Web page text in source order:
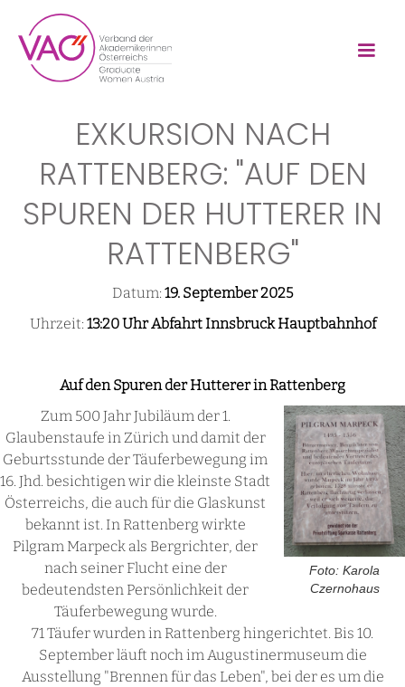
EXKURSION NACH
RATTENBERG: "AUF DEN
SPUREN DER HUTTERER IN
RATTENBERG"
Datum: 19. September 2025
Uhrzeit: 13:20 Uhr Abfahrt Innsbruck Hauptbahnhof
Auf den Spuren der Hutterer in Rattenberg
Foto: Karola
Czernohaus
Zum 500 Jahr Jubiläum der 1.
Glaubenstaufe in Zürich und damit der
Geburtsstunde der Täuferbewegung im
16. Jhd. besichtigen wir die kleinste Stadt
Österreichs, die auch für die Glaskunst
bekannt ist. In Rattenberg wirkte
Pilgram Marpeck als Bergrichter, der
nach seiner Flucht eine der
bedeutendsten Persönlichkeit der
Täuferbewegung wurde.
71 Täufer wurden in Rattenberg hingerichtet. Bis 10.
September läuft noch im Augustinermuseum die
Ausstellung "Brennen für das Leben", bei der es um die